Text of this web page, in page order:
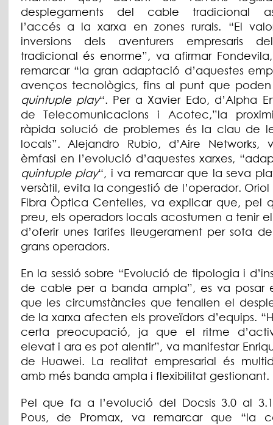
desplegaments del cable tradicional
l’accés a la xarxa en zones rurals. “El
inversions dels aventurers empresaris
tradicional és enorme”, va afirmar
remarcar “la gran adaptació d’aquestes
avenços tecnològics, fins al punt que
quintuple play“. Per a Xavier Edo, d’Alpha
de Telecomunicacions i Acotec,”la
ràpida solució de problemes és la clau de
locals”. Alejandro Rubio, d’Aire Networks,
èmfasi en l’evolució d’aquestes xarxes,
quintuple play“, i va remarcar que la seva
versàtil, evita la congestió de l’operador. Oriol
Fibra Òptica Centelles, va explicar que, pel
preu, els operadors locals acostumen a tenir
d’oferir unes tarifes lleugerament per sota
grans operadors.
En la sessió sobre “Evolució de tipologia i
de cable per a banda ampla”, es va posar
que les circumstàncies que tenallen el
de la xarxa afecten els proveïdors d’equips.
certa preocupació, ja que el ritme
elevat i ara es pot alentir”, va manifestar
de Huawei. La realitat empresarial és
amb més banda ampla i flexibilitat gestionant.
Pel que fa a l’evolució del Docsis 3.0 al
Pous, de Promax, va remarcar que “la